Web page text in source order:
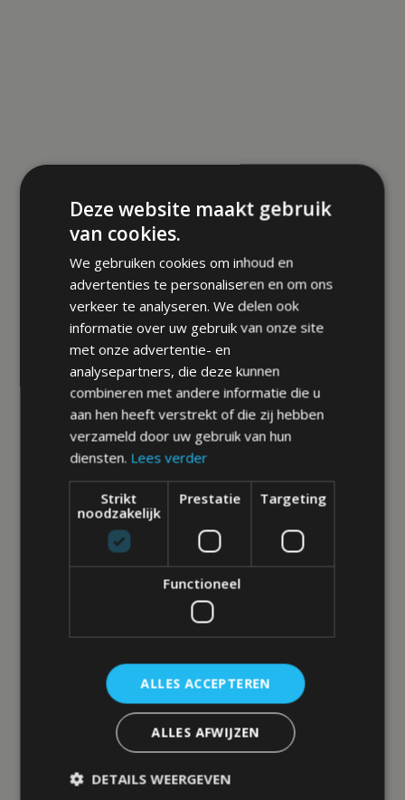
Deze website maakt gebruik
van cookies.
We gebruiken cookies om inhoud en
advertenties te personaliseren en om ons
verkeer te analyseren. We delen ook
informatie over uw gebruik van onze site
met onze advertentie- en
analysepartners, die deze kunnen
combineren met andere informatie die u
aan hen heeft verstrekt of die zij hebben
verzameld door uw gebruik van hun
diensten. Lees verder
Strikt
noodzakelijk
Prestatie Targeting
Functioneel
ALLES ACCEPTEREN
ALLES AFWIJZEN
DETAILS WEERGEVEN